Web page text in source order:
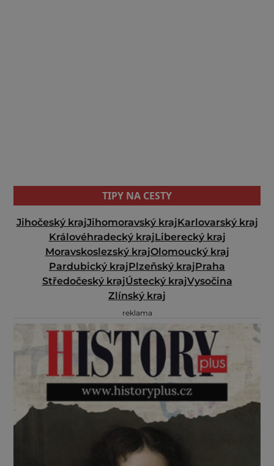
TIPY NA CESTY
Jihočeský krajJihomoravský krajKarlovarský kraj
Královéhradecký krajLiberecký kraj
Moravskoslezský krajOlomoucký kraj
Pardubický krajPlzeňský krajPraha
Středočeský krajÚstecký krajVysočina
Zlínský kraj
reklama